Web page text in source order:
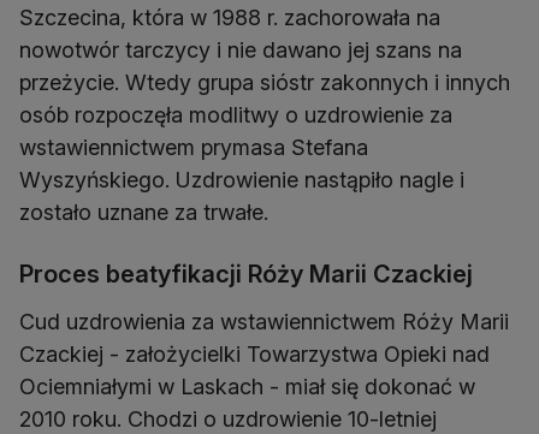
Szczecina, która w 1988 r. zachorowała na
nowotwór tarczycy i nie dawano jej szans na
przeżycie. Wtedy grupa sióstr zakonnych i innych
osób rozpoczęła modlitwy o uzdrowienie za
wstawiennictwem prymasa Stefana
Wyszyńskiego. Uzdrowienie nastąpiło nagle i
zostało uznane za trwałe.
Proces beatyfikacji Róży Marii Czackiej
Cud uzdrowienia za wstawiennictwem Róży Marii
Czackiej - założycielki Towarzystwa Opieki nad
Ociemniałymi w Laskach - miał się dokonać w
2010 roku. Chodzi o uzdrowienie 10-letniej